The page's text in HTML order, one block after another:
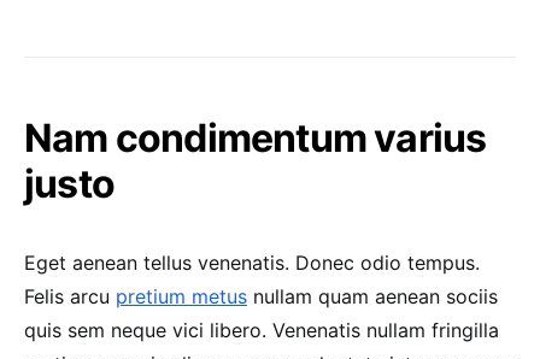
Nam condimentum varius
justo
Eget aenean tellus venenatis. Donec odio tempus.
Felis arcu pretium metus nullam quam aenean sociis
quis sem neque vici libero. Venenatis nullam fringilla